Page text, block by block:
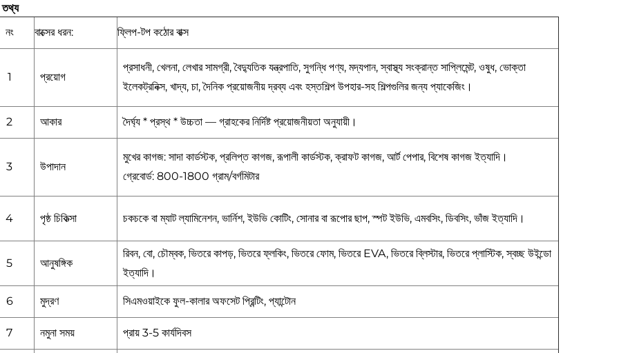
তথ্য
নং
বাক্সের ধরন: ফ্লিপ-টপ কঠোর বাক্স
1 প্রয়োগ
প্রসাধনী, খেলনা, লেখার সামগ্রী, বৈদ্যুতিক যন্ত্রপাতি, সুগন্ধি পণ্য, মদ্যপান, স্বাস্থ্য সংক্রান্ত সাপ্লিমেন্ট, ওষুধ, ভোক্তা
ইলেকট্রনিক্স, খাদ্য, চা, দৈনিক প্রয়োজনীয় দ্রব্য এবং হস্তশিল্প উপহার-সহ শিল্পগুলির জন্য প্যাকেজিং।
2 আকার দৈর্ঘ্য * প্রস্থ * উচ্চতা — গ্রাহকের নির্দিষ্ট প্রয়োজনীয়তা অনুযায়ী।
3 উপাদান
মুখের কাগজ: সাদা কার্ডস্টক, প্রলিপ্ত কাগজ, রূপালী কার্ডস্টক, ক্রাফট কাগজ, আর্ট পেপার, বিশেষ কাগজ ইত্যাদি।
গ্রেবোর্ড: 800-1800 গ্রাম/বর্গমিটার
4 পৃষ্ঠ চিকিত্সা চকচকে বা ম্যাট ল্যামিনেশন, ভার্নিশ, ইউভি কোটিং, সোনার বা রূপোর ছাপ, স্পট ইউভি, এমবসিং, ডিবসিং, ভাঁজ ইত্যাদি।
5 আনুষঙ্গিক
রিবন, বো, চৌম্বক, ভিতরে কাপড়, ভিতরে ফ্লকিং, ভিতরে ফোম, ভিতরে EVA, ভিতরে ব্লিস্টার, ভিতরে প্লাস্টিক, স্বচ্ছ উইন্ডো
ইত্যাদি।
6 মুদ্রণ সিএমওয়াইকে ফুল-কালার অফসেট প্রিন্টিং, প্যান্টোন
7 নমুনা সময় প্রায় 3-5 কার্যদিবস